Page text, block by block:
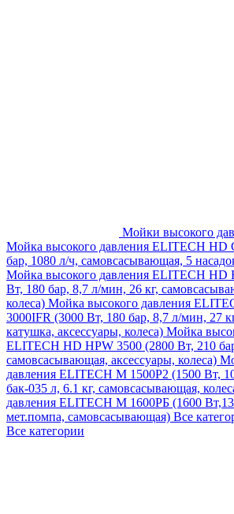
Мойки высокого
Мойка высокого давления ELITECH HD
бар, 1080 л/ч, самовсасывающая, 5
Мойка высокого давления ELITECH HD
Вт, 180 бар, 8,7 л/мин, 26 кг,
колеса) Мойка высокого давления
3000IFR (3000 Вт, 180 бар, 8,7 л/мин, 27
катушка, аксессуары, колеса) Мойка
ELITECH HD HPW 3500 (2800 Вт, 210
самовсасывающая, аксессуары, колеса)
давления ELITECH M 1500P2 (1500 Вт,
бак-035 л, 6.1 кг, самовсасывающая,
давления ELITECH М 1600РБ (1600
мет.помпа, самовсасывающая) Все
Все категории